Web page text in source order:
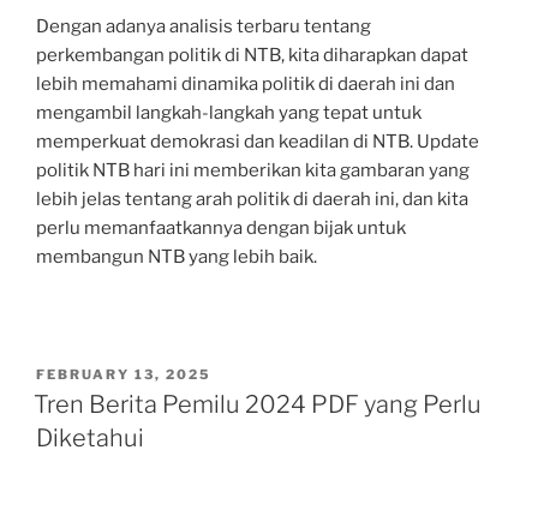
Dengan adanya analisis terbaru tentang
perkembangan politik di NTB, kita diharapkan dapat
lebih memahami dinamika politik di daerah ini dan
mengambil langkah-langkah yang tepat untuk
memperkuat demokrasi dan keadilan di NTB. Update
politik NTB hari ini memberikan kita gambaran yang
lebih jelas tentang arah politik di daerah ini, dan kita
perlu memanfaatkannya dengan bijak untuk
membangun NTB yang lebih baik.
POSTED
ON
FEBRUARY 13, 2025
Tren Berita Pemilu 2024 PDF yang Perlu
Diketahui